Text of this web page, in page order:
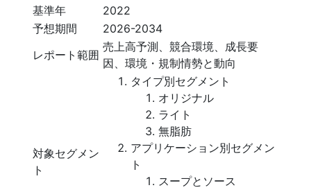
基準年
2022
予想期間
2026-2034
レポート範囲
売上高予測、競合環境、成長要
因、環境・規制情勢と動向
対象セグメン
ト
タイプ別セグメント
オリジナル
ライト
無脂肪
アプリケーション別セグメン
ト
スープとソース